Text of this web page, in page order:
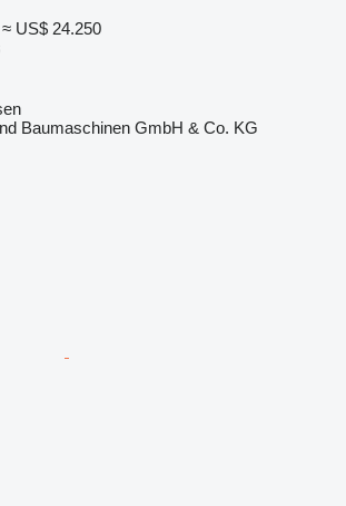
≈ US$ 24.250
Baumaschinen GmbH & Co. KG